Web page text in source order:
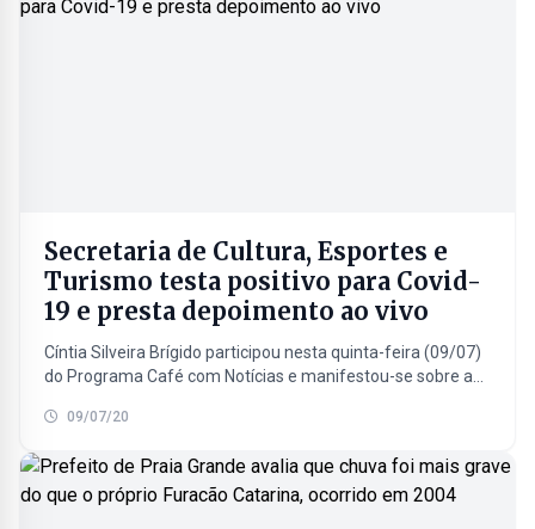
Secretaria de Cultura, Esportes e
Turismo testa positivo para Covid-
19 e presta depoimento ao vivo
Cíntia Silveira Brígido participou nesta quinta-feira (09/07)
do Programa Café com Notícias e manifestou-se sobre a
09/07/20